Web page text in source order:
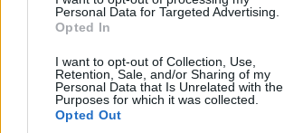
Personal Data for Targeted Advertising.
Opted In
I want to opt-out of Collection, Use,
Retention, Sale, and/or Sharing of my
Personal Data that Is Unrelated with the
Purposes for which it was collected.
Opted Out